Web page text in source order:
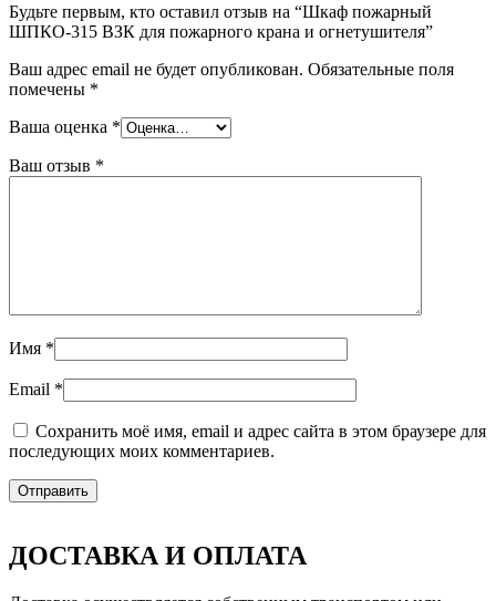
Будьте первым, кто оставил отзыв на “Шкаф пожарный
ШПКО-315 ВЗК для пожарного крана и огнетушителя”
Ваш адрес email не будет опубликован. Обязательные поля
помечены *
Ваша оценка *
Ваш отзыв *
Имя *
Email *
Сохранить моё имя, email и адрес сайта в этом браузере для
последующих моих комментариев.
ДОСТАВКА И ОПЛАТА